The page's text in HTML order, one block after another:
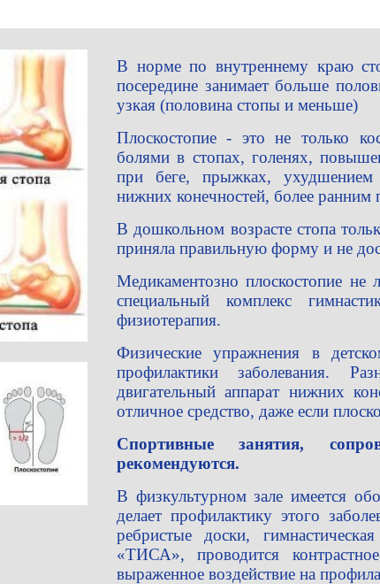
В норме по внутреннему краю
посередине занимает больше
узкая (половина стопы и меньше)
Плоскостопие - это не только
болями в стопах, голенях,
при беге, прыжках, ухудшением
нижних конечностей, более ранним
В дошкольном возрасте стопа
приняла правильную форму и не
Медикаментозно плоскостопие не
специальный комплекс
физиотерапия.
Физические упражнения в
профилактики заболевания.
двигательный аппарат нижних
отличное средство, даже если
Спортивные занятия,
рекомендуются.
В физкультурном зале имеется
делает профилактику этого
ребристые доски,
«ТИСА», проводится
выраженное воздействие на